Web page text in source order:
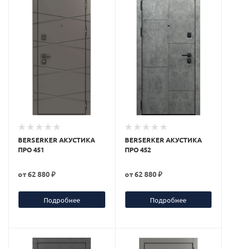
BERSERKER АКУСТИКА
ПРО 451
от62 880 ₽
Подробнее
BERSERKER АКУСТИКА
ПРО 452
от62 880 ₽
Подробнее